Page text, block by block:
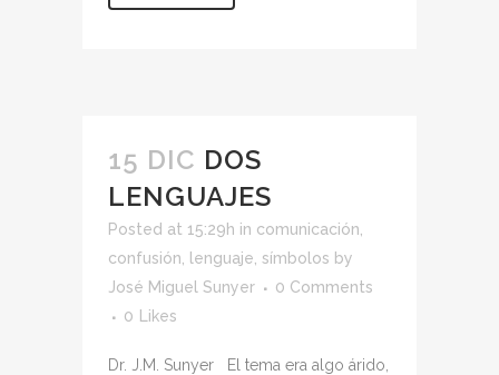
15 DIC DOS
LENGUAJES
Posted at 15:29h in comunicación
confusión
lenguaje símbolos by
José Miguel Sunyer
0 Comments
0
Likes
Dr. J.M. Sunyer El tema era algo árido,